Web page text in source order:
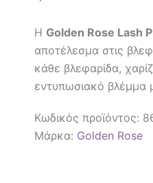
Η Golden Rose Lash
αποτέλεσμα στις
κάθε βλεφαρίδα,
εντυπωσιακό βλέμμα
Κωδικός προϊόντος:
Μάρκα: Golden Rose